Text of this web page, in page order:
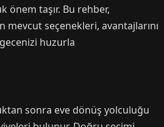
önem taşır. Bu rehber,
mevcut seçenekleri, avantajlarını
huzurla
sonra eve dönüş yolculuğu